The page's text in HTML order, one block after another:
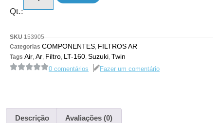
Qt.:
SKU 153905
Categorias COMPONENTES, FILTROS AR
Tags Air, Ar, Filtro, LT-160, Suzuki, Twin
0 comentários Fazer um comentário
Descrição Avaliações (0)